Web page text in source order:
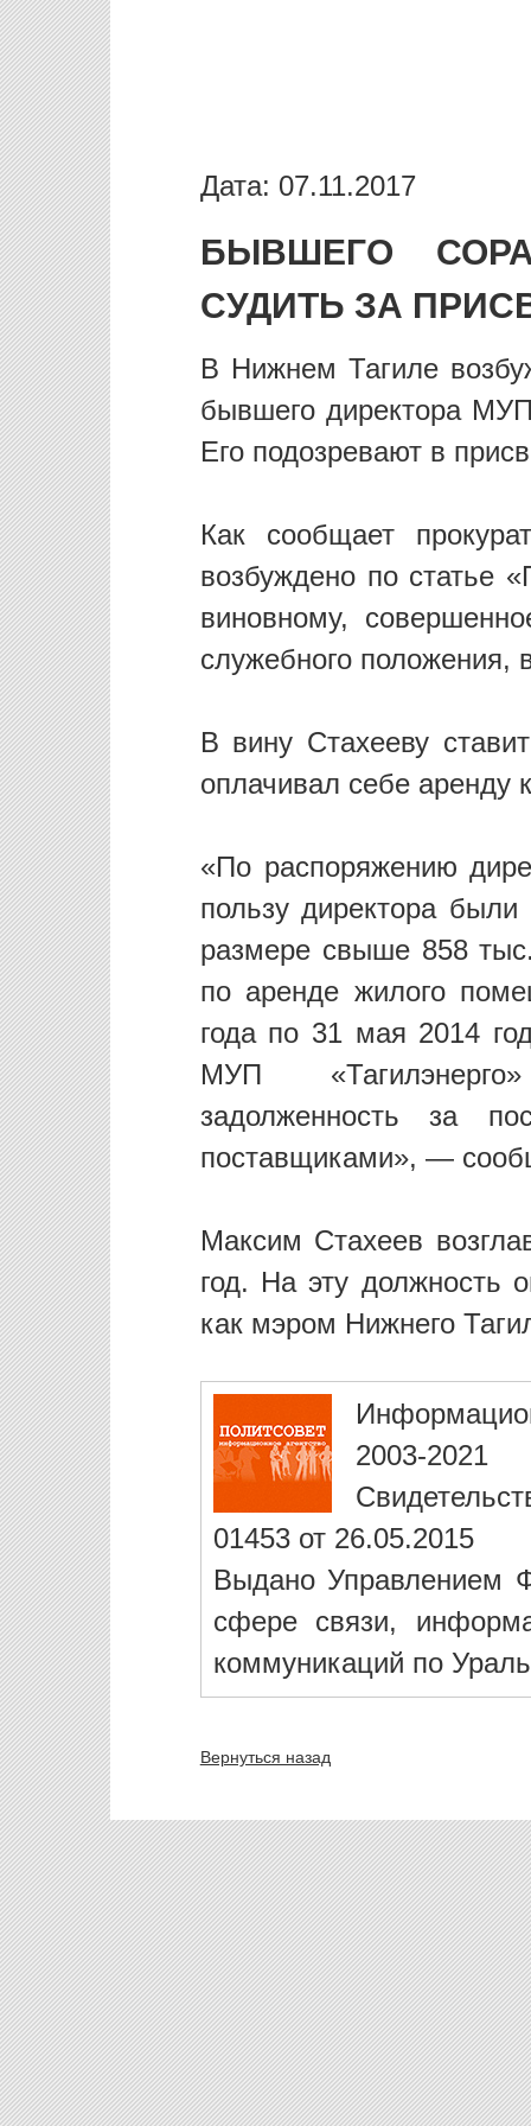
Дата: 07.11.2017
БЫВШЕГО
СУДИТЬ ЗА
В Нижнем Тагиле
бывшего директора
Его подозревают в
Как сообщает
возбуждено по статье
виновному,
служебного положения,
В вину Стахееву
оплачивал себе аренду
«По распоряжению
пользу директора
размере свыше 858
по аренде жилого
года по 31 мая 2014
МУП
задолженность за
поставщиками», —
Максим Стахеев
год. На эту должность
как мэром Нижнего
2003-2021
01453 от 26.05.2015
Выдано Управлением
сфере связи,
коммуникаций по
Вернуться назад